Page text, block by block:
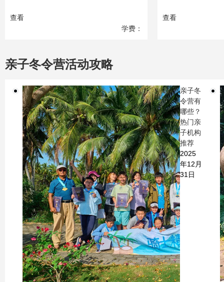
学费：
查看 查看
亲子冬令营活动攻略
亲子冬
令营有
哪些？
热门亲
子机构
推荐
2025
年12月
31日